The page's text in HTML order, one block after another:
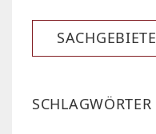
SACHGEBIETE
SCHLAGWÖRTER